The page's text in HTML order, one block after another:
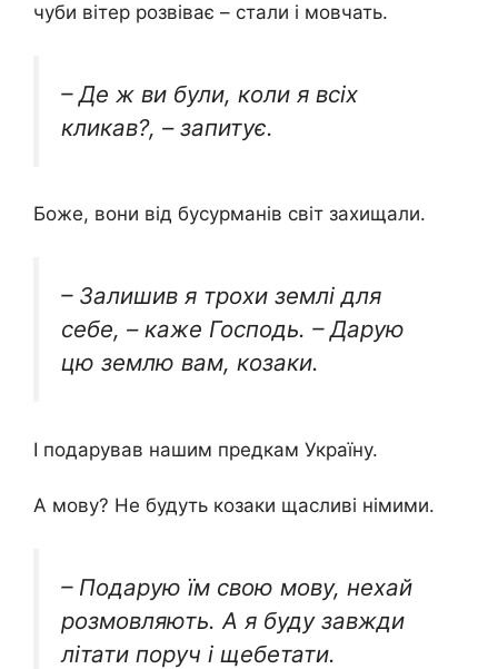
чуби вітер розвіває – стали і мовчать.
– Де ж ви були, коли я всіх
кликав?, – запитує.
Боже, вони від бусурманів світ захищали.
– Залишив я трохи землі для
себе, – каже Господь. – Дарую
цю землю вам, козаки.
І подарував нашим предкам Україну.
А мову? Не будуть козаки щасливі німими.
– Подарую їм свою мову, нехай
розмовляють. А я буду завжди
літати поруч і щебетати.